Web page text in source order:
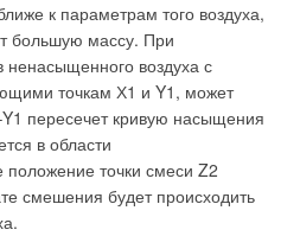
к параметрам того воздуха,
большую массу. При
воздуха с
точкам Х1 и Y1, может
пересечет кривую насыщения
в области
положение точки смеси Z2
смешения будет происходить